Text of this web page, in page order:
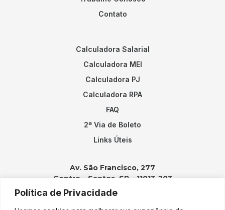
Política de Privacidade
Contato
Calculadora Salarial
Calculadora MEI
Calculadora PJ
Calculadora RPA
FAQ
2ª Via de Boleto
Links Úteis
Av. São Francisco, 277
Centro – Santos, SP – 11013-203
Contatos: